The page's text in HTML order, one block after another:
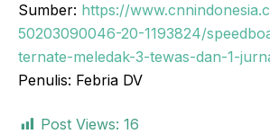
Sumber: https://
50203090046-20-1193824/
ternate-meledak-3-tewas-dan-1-
Penulis: Febria DV
Post Views: 16